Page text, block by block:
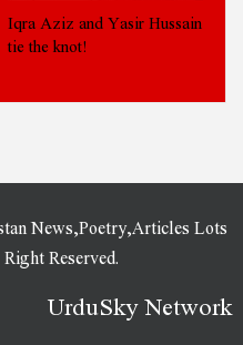
Iqra Aziz and Yasir Hussain
tie the knot!
News,Poetry,Articles Lots
Reserved.
UrduSky Network